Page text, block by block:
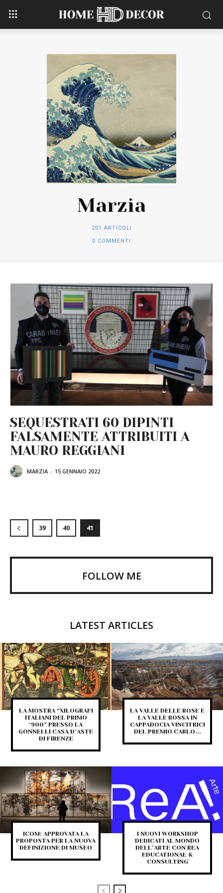
Marzia
201 ARTICOLI
0 COMMENTI
SEQUESTRATI 60 DIPINTI
FALSAMENTE ATTRIBUITI A
MAURO REGGIANI
MARZIA - 15 GENNAIO 2022
39 40 41
FOLLOW ME
LATEST ARTICLES
LA MOSTRA “XILOGRAFI
ITALIANI DEL PRIMO
‘900” PRESSO LA
GONNELLI CASA D’ASTE
DI FIRENZE
LA VALLE DELLE ROSE E
LA VALLE ROSSA IN
CAPPADOCIA VINCITRICI
DEL PREMIO CARLO...
ICOM: APPROVATA LA
PROPOSTA PER LA NUOVA
DEFINIZIONE DI MUSEO
I NUOVI WORKSHOP
DEDICATI AL MONDO
DELL’ARTE CON REA
EDUCATIONAL &
CONSULTING